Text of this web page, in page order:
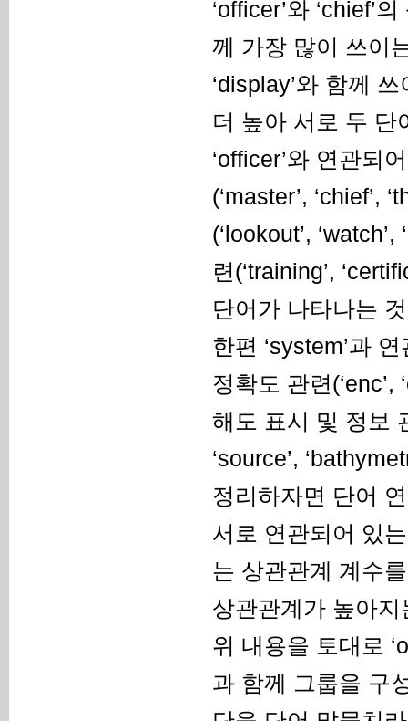
‘officer’와 ‘chief’
께 가장 많이 쓰이
‘display’와 함께
더 높아 서로 두 단
‘officer’와 연관되
(‘master’, ‘chief’,
(‘lookout’,
련(‘training’,
단어가 나타나는
한편 ‘system’과
정확도 관련(‘enc’,
해도 표시 및 정보
‘source’,
정리하자면 단어
서로 연관되어 있
는 상관관계 계수
상관관계가 높아
위 내용을 토대로
과 함께 그룹을 구